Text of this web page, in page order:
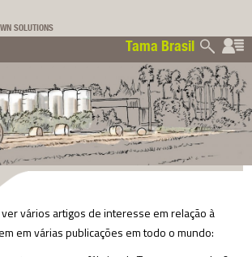
SOLUTIONS
Tama Brasil
▼
vários artigos de interesse em relação à
em várias publicações em todo o mundo: